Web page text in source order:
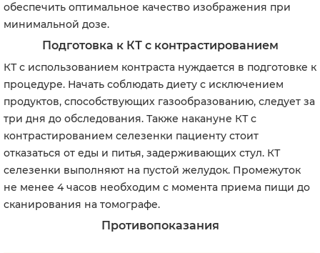
обеспечить оптимальное качество изображения при
минимальной дозе.
Подготовка к КТ с контрастированием
КТ с использованием контраста нуждается в подготовке к
процедуре. Начать соблюдать диету с исключением
продуктов, способствующих газообразованию, следует за
три дня до обследования. Также накануне КТ с
контрастированием селезенки пациенту стоит
отказаться от еды и питья, задерживающих стул. КТ
селезенки выполняют на пустой желудок. Промежуток
не менее 4 часов необходим с момента приема пищи до
сканирования на томографе.
Противопоказания